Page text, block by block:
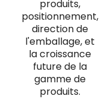
produits,
positionnement,
direction de
l'emballage, et
la croissance
future de la
gamme de
produits.